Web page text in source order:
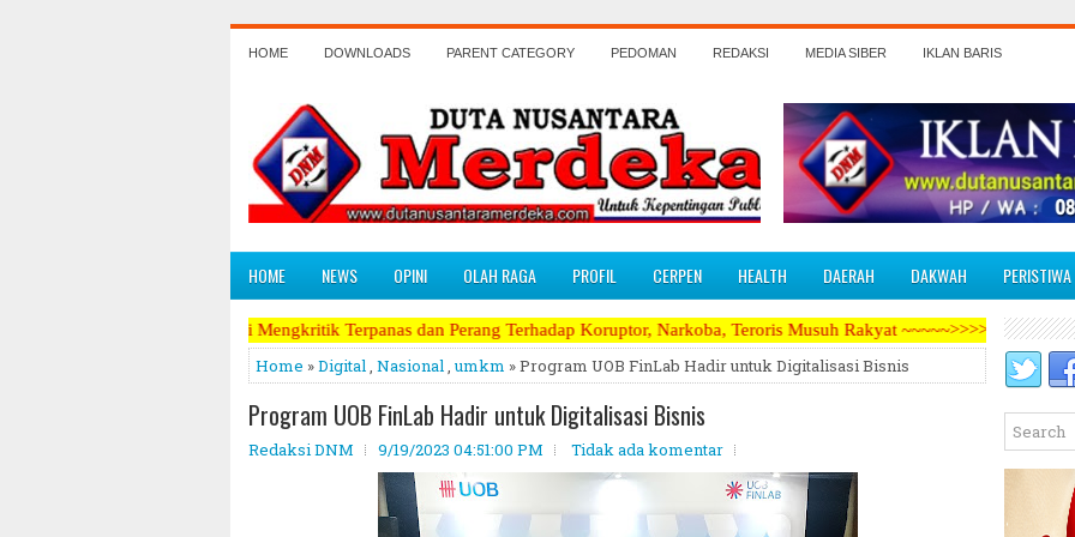
HOME DOWNLOADS PARENT CATEGORY PEDOMAN REDAKSI MEDIA SIBER IKLAN BARIS
HOME NEWS OPINI OLAH RAGA PROFIL CERPEN HEALTH DAERAH DAKWAH PERISTIWA
Berani Mengkritik Terpanas dan Perang Terhadap Koruptor, Narkoba, Teroris Musuh Rakyat ~~~~~>>>>> Kami Menerima Artikel,
Home »Digital, Nasional, umkm » Program UOB FinLab Hadir untuk Digitalisasi Bisnis
Program UOB FinLab Hadir untuk Digitalisasi Bisnis
Redaksi DNM 9/19/2023 04:51:00 PM Tidak ada komentar